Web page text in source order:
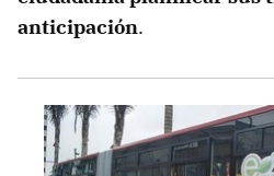
anticipación.